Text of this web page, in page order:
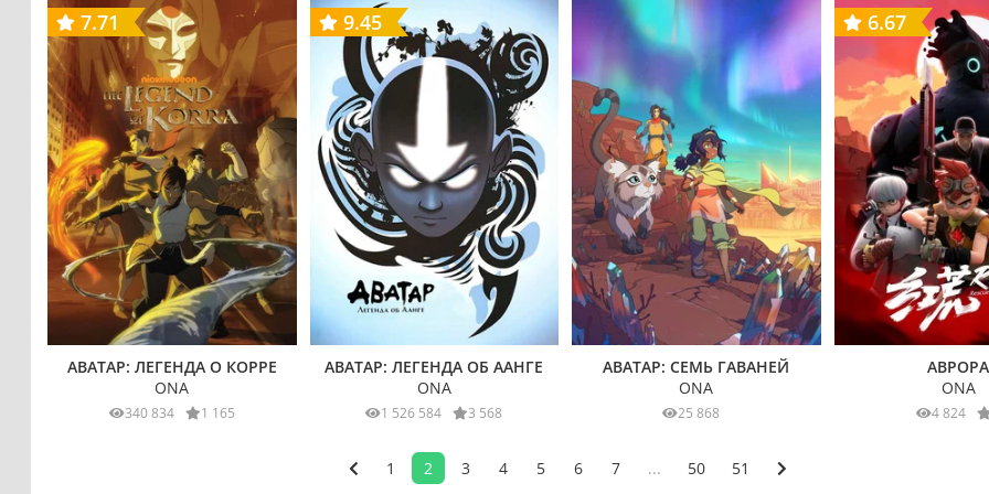
7.71
АВАТАР: ЛЕГЕНДА О КОРРЕ
ONA
340 834 1 165
9.45
АВАТАР: ЛЕГЕНДА ОБ ААНГЕ
ONA
1 526 584 3 568
АВАТАР: СЕМЬ ГАВАНЕЙ
ONA
25 868
6.67
АВРОРА
ONA
4 824
1 2 3 4 5 6 7 ... 50 51